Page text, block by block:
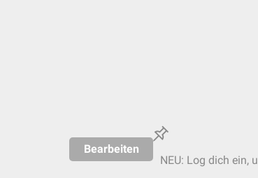
Bearbeiten
NEU: Log dich ein,